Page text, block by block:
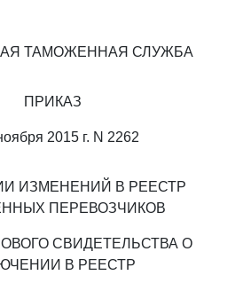
ТАМОЖЕННАЯ СЛУЖБА
ПРИКАЗ
2015 г. N 2262
ИЗМЕНЕНИЙ В РЕЕСТР
ПЕРЕВОЗЧИКОВ
СВИДЕТЕЛЬСТВА О
В РЕЕСТР